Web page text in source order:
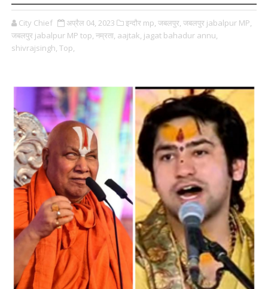
City Chief अप्रैल 04, 2023 इन्दौर mp, जबलपुर, जबलपुर jabalpur MP,
जबलपुर jabalpur MP top, नम्रता, aajtak, jagat bahadur annu,
shivrajsingh, Top,